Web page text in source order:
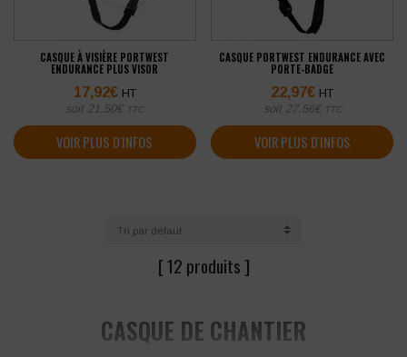
CASQUE À VISIÈRE PORTWEST
ENDURANCE PLUS VISOR
17,92€ HT
soit 21,50€ TTC
VOIR PLUS D'INFOS
CASQUE PORTWEST ENDURANCE AVEC
PORTE-BADGE
22,97€ HT
soit 27,56€ TTC
VOIR PLUS D'INFOS
[ 12 produits ]
CASQUE DE CHANTIER